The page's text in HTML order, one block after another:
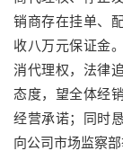
销商存在挂单、
收八万元保证金
消代理权，法律
态度，望全体经
经营承诺；同时
向公司市场监察部